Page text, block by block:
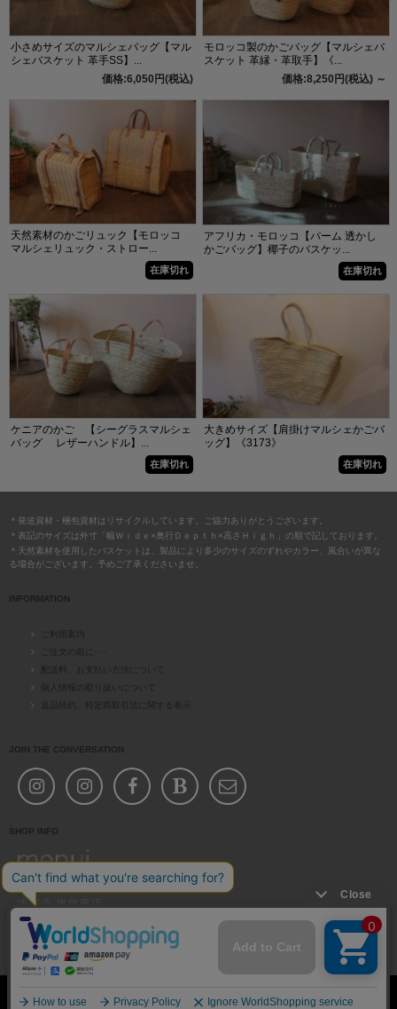
小さめサイズのマルシェバッグ【マル
シェバスケット 革手SS】...
価格:6,050円(税込)
モロッコ製のかごバッグ【マルシェバ
スケット 革縁・革取手】《...
価格:8,250円(税込) ～
天然素材のかごリュック【モロッコ
マルシェリュック・ストロー...
在庫切れ
アフリカ・モロッコ【パーム 透かし
かごバッグ】椰子のバスケッ...
在庫切れ
ケニアのかご 【シーグラスマルシェ
バッグ レザーハンドル】...
在庫切れ
大きめサイズ【肩掛けマルシェかごバ
ッグ】《3173》
在庫切れ
＊発送資材・梱包資材はリサイクルしています。ご協力ありがとうございます。
＊表記のサイズは外寸「幅Ｗｉｄｅ×奥行Ｄｅｐｔｈ×高さＨｉｇｈ」の順で記しております。
＊天然素材を使用したバスケットは、製品により多少のサイズのずれやカラー、風合いが異な
る場合がございます。予めご了承くださいませ。
INFORMATION
ご利用案内
ご注文の前に･･･
個人情報の取り扱いについて
返品特約、特定商取引法に関する表示
JOIN THE CONVERSATION
SHOP INFO
吉祥寺 中道通り店
吉祥寺 東急裏店
11am-19pm
お店案内
お問い合わせ(共通)